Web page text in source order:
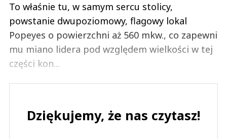
To właśnie tu, w samym sercu stolicy,
powstanie dwupoziomowy, flagowy lokal
Popeyes o powierzchni aż 560 mkw., co zapewni
mu miano lidera pod względem wielkości w tej
części kon...
Dziękujemy, że nas czytasz!